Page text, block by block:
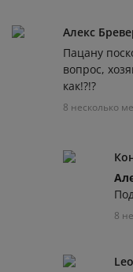
Алекс
Пацану
вопрос,
как!?!?
8 несколько
8